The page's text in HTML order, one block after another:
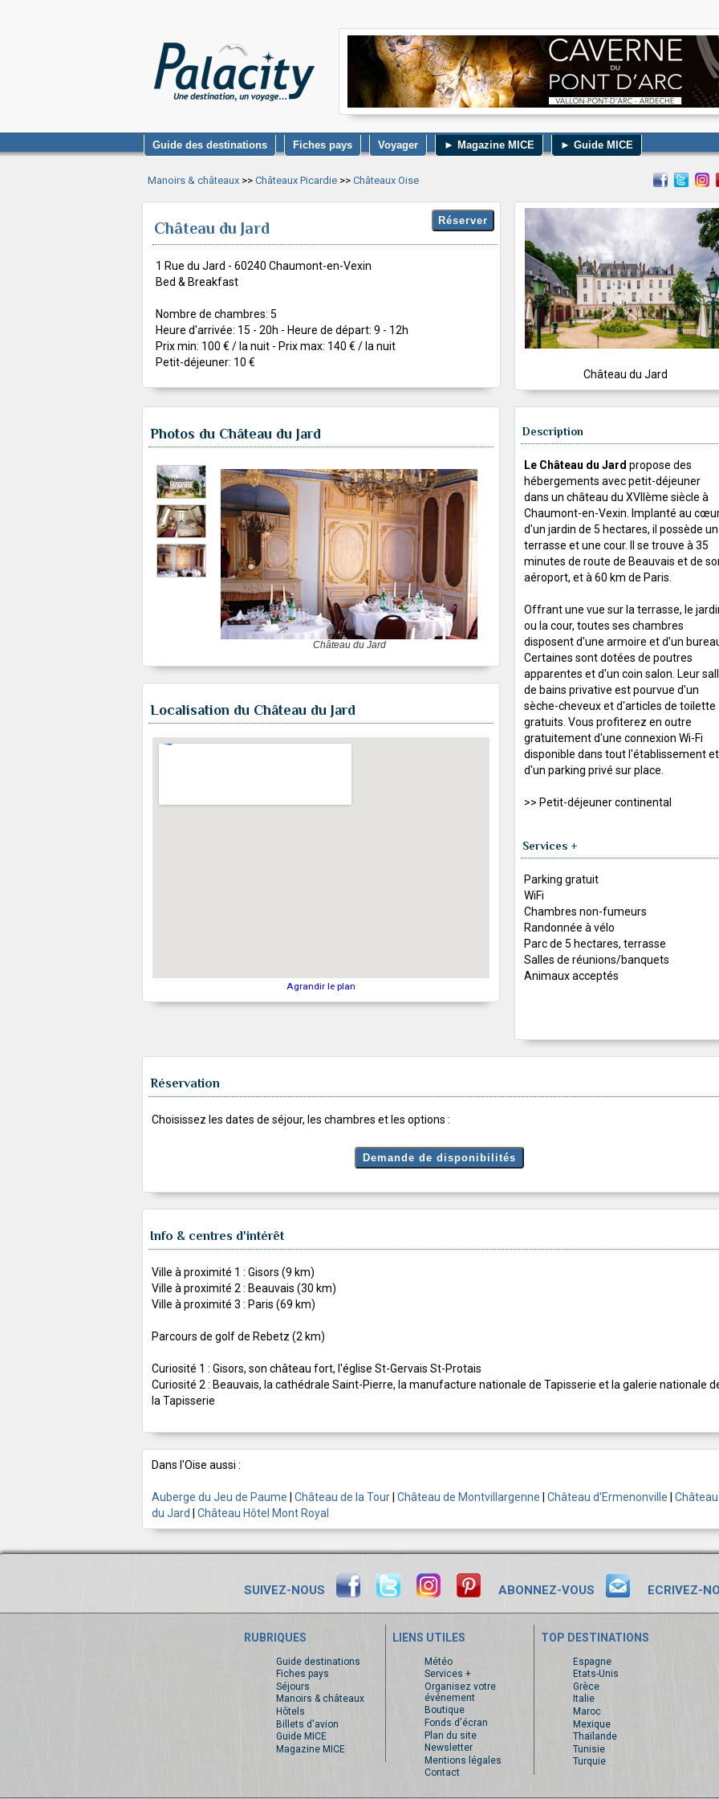
Guide des destinations Fiches pays Voyager ► Magazine MICE ► Guide MICE
Manoirs & châteaux >> Châteaux Picardie >> Châteaux Oise
Château du Jard
1 Rue du Jard - 60240 Chaumont-en-Vexin
Bed & Breakfast
Nombre de chambres: 5
Heure d'arrivée: 15 - 20h - Heure de départ: 9 - 12h
Prix min: 100 € / la nuit - Prix max: 140 € / la nuit
Petit-déjeuner: 10 €
Château du Jard
Photos du Château du Jard
Château du Jard
Description
Le Château du Jard propose des
hébergements avec petit-déjeuner
dans un château du XVIIème siècle à
Chaumont-en-Vexin. Implanté au
d'un jardin de 5 hectares, il possède
terrasse et une cour. Il se trouve à 35
minutes de route de Beauvais et de
aéroport, et à 60 km de Paris.
Offrant une vue sur la terrasse, le
ou la cour, toutes ses chambres
disposent d'une armoire et d'un
Certaines sont dotées de poutres
apparentes et d'un coin salon. Leur
de bains privative est pourvue d'un
sèche-cheveux et d'articles de toilette
gratuits. Vous profiterez en outre
gratuitement d'une connexion Wi-Fi
disponible dans tout l'établissement et
d'un parking privé sur place.
>> Petit-déjeuner continental
Services +
Parking gratuit
WiFi
Chambres non-fumeurs
Randonnée à vélo
Parc de 5 hectares, terrasse
Salles de réunions/banquets
Animaux acceptés
Localisation du Château du Jard
Agrandir le plan
Réservation
Choisissez les dates de séjour, les chambres et les options :
Info & centres d'intérêt
Ville à proximité 1 : Gisors (9 km)
Ville à proximité 2 : Beauvais (30 km)
Ville à proximité 3 : Paris (69 km)
Parcours de golf de Rebetz (2 km)
Curiosité 1 : Gisors, son château fort, l'église St-Gervais St-Protais
Curiosité 2 : Beauvais, la cathédrale Saint-Pierre, la manufacture nationale de Tapisserie et la galerie nationale
la Tapisserie
Dans l'Oise aussi :
Auberge du Jeu de Paume Château de la Tour Château de Montvillargenne Château d'Ermenonville
Château
du Jard
Château Hôtel Mont Royal
SUIVEZ-NOUS ABONNEZ-VOUS ECRIVEZ-
RUBRIQUES
Guide destinations
Fiches pays
Séjours
Manoirs & châteaux
Hôtels
Billets d'avion
Guide MICE
Magazine MICE
LIENS UTILES
Météo
Services +
Organisez votre
événement
Boutique
Fonds d'écran
Plan du site
Newsletter
Mentions légales
Contact
TOP DESTINATIONS
Espagne
Etats-Unis
Grèce
Italie
Maroc
Mexique
Thaïlande
Tunisie
Turquie